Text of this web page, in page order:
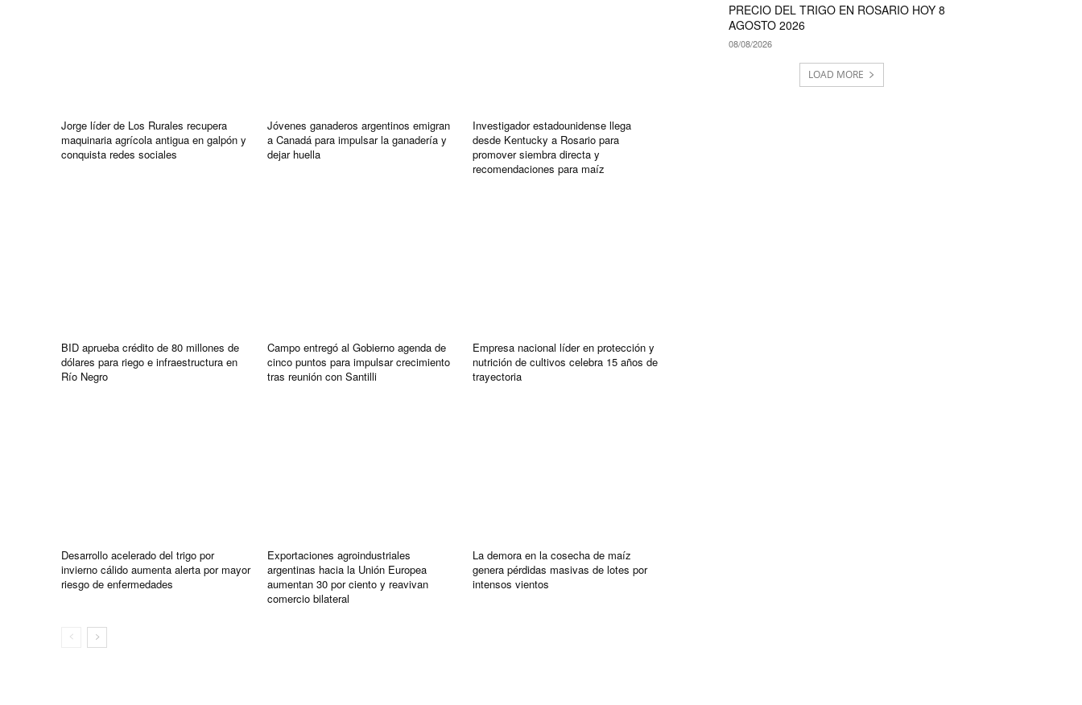
Jorge líder de Los Rurales recupera
maquinaria agrícola antigua en galpón y
conquista redes sociales
Jóvenes ganaderos argentinos emigran
a Canadá para impulsar la ganadería y
dejar huella
Investigador estadounidense llega
desde Kentucky a Rosario para
promover siembra directa y
recomendaciones para maíz
BID aprueba crédito de 80 millones de
dólares para riego e infraestructura en
Río Negro
Campo entregó al Gobierno agenda de
cinco puntos para impulsar crecimiento
tras reunión con Santilli
Empresa nacional líder en protección y
nutrición de cultivos celebra 15 años de
trayectoria
Desarrollo acelerado del trigo por
invierno cálido aumenta alerta por mayor
riesgo de enfermedades
Exportaciones agroindustriales
argentinas hacia la Unión Europea
aumentan 30 por ciento y reavivan
comercio bilateral
La demora en la cosecha de maíz
genera pérdidas masivas de lotes por
intensos vientos
PRECIO DEL TRIGO EN ROSARIO HOY 8
AGOSTO 2026
08/08/2026
LOAD MORE